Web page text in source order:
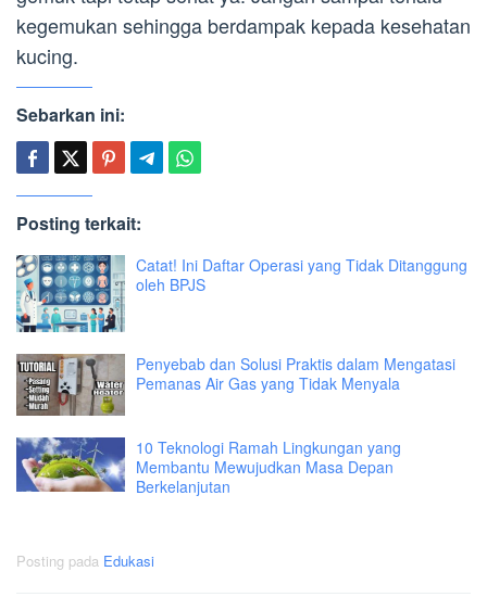
kegemukan sehingga berdampak kepada kesehatan
kucing.
Sebarkan ini:
Posting terkait:
Catat! Ini Daftar Operasi yang Tidak Ditanggung
oleh BPJS
Penyebab dan Solusi Praktis dalam Mengatasi
Pemanas Air Gas yang Tidak Menyala
10 Teknologi Ramah Lingkungan yang
Membantu Mewujudkan Masa Depan
Berkelanjutan
Posting pada Edukasi